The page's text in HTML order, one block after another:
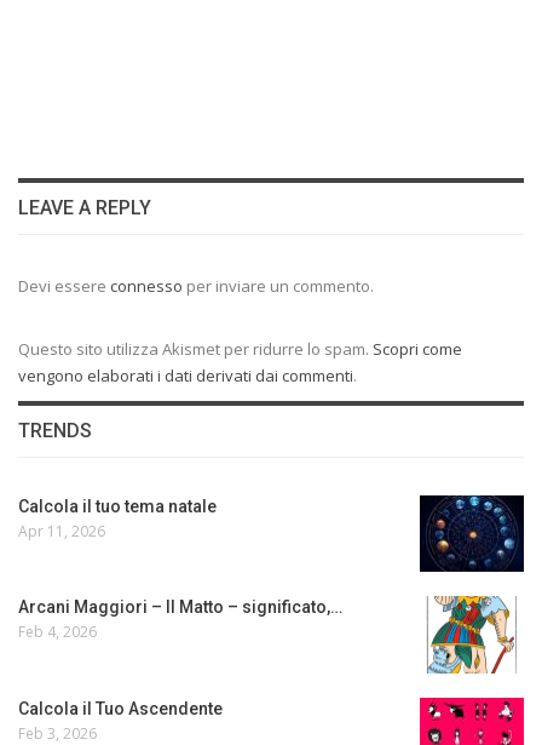
LEAVE A REPLY
Devi essere connesso per inviare un commento.
Questo sito utilizza Akismet per ridurre lo spam. Scopri come
vengono elaborati i dati derivati dai commenti.
TRENDS
Calcola il tuo tema natale
Apr 11, 2026
Arcani Maggiori – Il Matto – significato,…
Feb 4, 2026
Calcola il Tuo Ascendente
Feb 3, 2026